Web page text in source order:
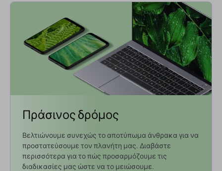
Πράσινος δρόμος
Βελτιώνουμε συνεχώς το αποτύπωμα άνθρακα για να
προστατεύσουμε τον πλανήτη μας. Διαβάστε
περισσότερα για το πώς προσαρμόζουμε τις
διαδικασίες μας ώστε να το μειώσουμε.